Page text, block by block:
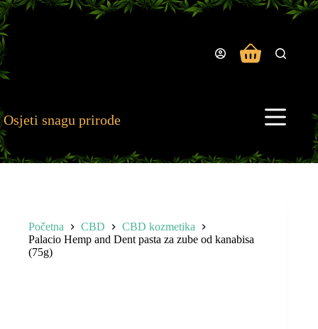
Preskoči
na
sadržaj
Osjeti snagu prirode
Košarica
Početna CBD
CBD kozmetika
Palacio Hemp and Dent pasta za zube od kanabisa
(75g)